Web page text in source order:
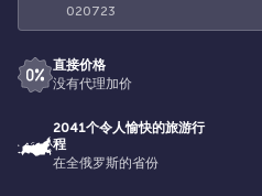
020723
直接价格
没有代理加价
2041个令人愉快的旅游行
程
在全俄罗斯的省份